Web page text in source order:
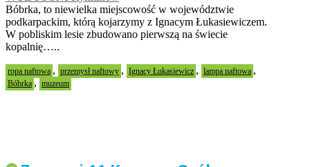
Bóbrka, to niewielka miejscowość w województwie
podkarpackim, którą kojarzymy z Ignacym Łukasiewiczem.
W pobliskim lesie zbudowano pierwszą na świecie
kopalnię…..
ropa naftowa , przemysł naftowy , Ignacy Łukasiewicz , lampa naftowa ,
Bóbrka , muzeum